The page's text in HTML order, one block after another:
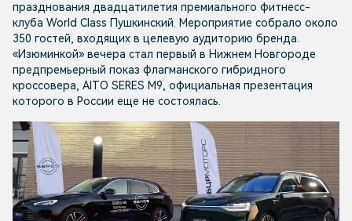
празднования двадцатилетия премиального фитнесс-
клуба World Class Пушкинский. Мероприятие собрало около
350 гостей, входящих в целевую аудиторию бренда.
«Изюминкой» вечера стал первый в Нижнем Новгороде
предпремьерный показ флагманского гибридного
кроссовера, AITO SERES M9, официальная презентация
которого в России еще не состоялась.